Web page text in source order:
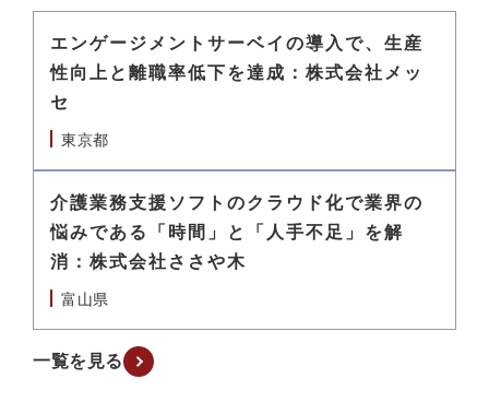
エンゲージメントサーベイの導入で、生産
性向上と離職率低下を達成：株式会社メッ
セ
東京都
介護業務支援ソフトのクラウド化で業界の
悩みである「時間」と「人手不足」を解
消：株式会社ささや木
富山県
一覧を見る